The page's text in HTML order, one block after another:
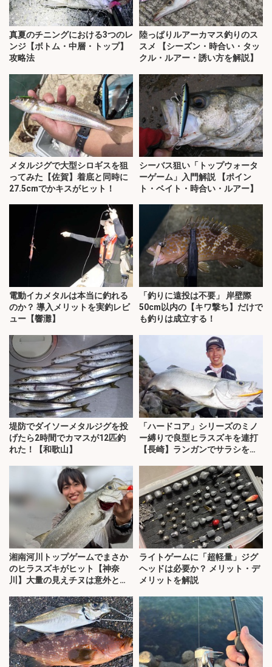
真夏のチニングにおける3つのレ
ンジ【ボトム・中層・トップ】
攻略法
陸っぱりルアーカマス釣りのス
スメ 【シーズン・時合い・タッ
クル・ルアー・誘い方を解説】
メタルジグで大型シロギスを狙
ってみた【佐賀】着底と同時に
27.5cmでかキスがヒット！
シーバス狙い「トップウォータ
ーゲーム」入門解説 【ポイン
ト・ベイト・時合い・ルアー】
電動イカメタルは本当に釣れる
のか？ 導入メリットを実釣レビ
ュー【響灘】
「釣りに遠投は不要」 岸壁際
50cm以内の【キワ撃ち】だけで
も釣りは成立する！
堤防でダイソーメタルジグを投
げたら2時間でカマスが12匹釣
れた！【和歌山】
「ハードコア」シリーズのミノ
ー縛りで良型ヒラスズキを連打
【長崎】ランガンでサラシを攻
湘南河川トップゲームでまさか
のヒラスズキがヒット【神奈
川】大量の見えチヌは意外と難
ライトゲームに「超軽量」ジグ
ヘッドは必要か？ メリット・デ
メリットを解説